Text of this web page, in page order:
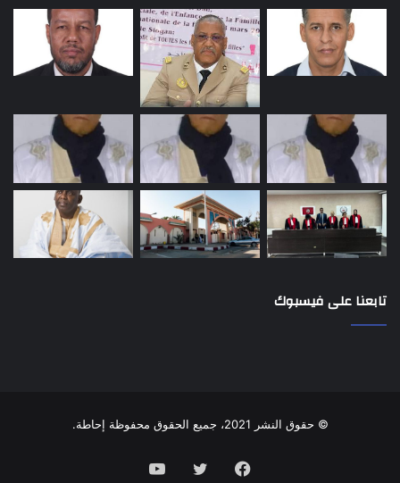
تابعنا على فيسبوك
© حقوق النشر 2021، جميع الحقوق محفوظة إحاطة.
فيسبوك تويتر يوتيوب